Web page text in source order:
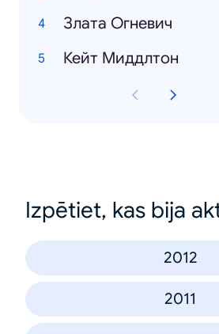
Злата Огневич
Кейт Миддлтон
Izpētiet, kas bija
2012
2011